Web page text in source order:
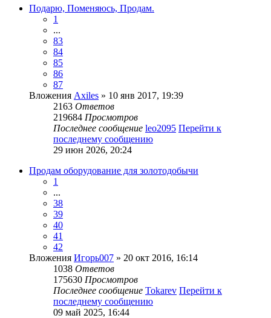
Подарю, Поменяюсь, Продам.
1
...
83
84
85
86
87
Вложения Axiles » 10 янв 2017, 19:39
2163 Ответов
219684 Просмотров
Последнее сообщение leo2095 Перейти к
последнему сообщению
29 июн 2026, 20:24
Продам оборудование для золотодобычи
1
...
38
39
40
41
42
Вложения Игорь007 » 20 окт 2016, 16:14
1038 Ответов
175630 Просмотров
Последнее сообщение Tokarev Перейти к
последнему сообщению
09 май 2025, 16:44